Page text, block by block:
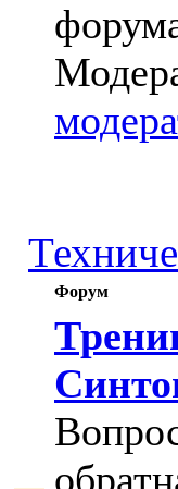
Форум